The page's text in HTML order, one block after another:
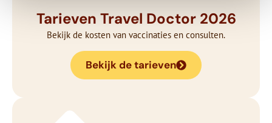
Tarieven Travel Doctor 2026
Bekijk de kosten van vaccinaties en consulten.
Bekijk de tarieven